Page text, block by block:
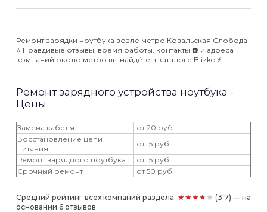
Ремонт зарядки ноутбука возле метро Ковальская Слобода
⭐️ Правдивые отзывы, время работы, контакты ☎️ и адреса
компаний около метро вы найдёте в каталоге Blizko ⚡️
Ремонт зарядного устройства ноутбука -
Цены
Замена кабеля
от 20 руб.
Восстановление цепи
питания
от 15 руб.
Ремонт зарядного ноутбука
от 15 руб.
Срочный ремонт
от 50 руб.
Средний рейтинг всех компаний раздела: ★★★★★ (3.7) — на
основании 6 отзывов